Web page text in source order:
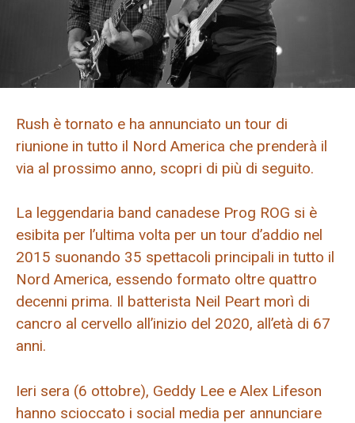
Rush è tornato e ha annunciato un tour di
riunione in tutto il Nord America che prenderà il
via al prossimo anno, scopri di più di seguito.
La leggendaria band canadese Prog ROG si è
esibita per l’ultima volta per un tour d’addio nel
2015 suonando 35 spettacoli principali in tutto il
Nord America, essendo formato oltre quattro
decenni prima. Il batterista Neil Peart morì di
cancro al cervello all’inizio del 2020, all’età di 67
anni.
Ieri sera (6 ottobre), Geddy Lee e Alex Lifeson
hanno scioccato i social media per annunciare